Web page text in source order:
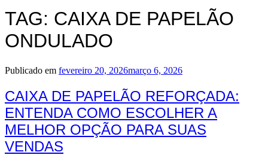
TAG: CAIXA DE PAPELÃO
ONDULADO
Publicado em fevereiro 20, 2026março 6, 2026
CAIXA DE PAPELÃO REFORÇADA:
ENTENDA COMO ESCOLHER A
MELHOR OPÇÃO PARA SUAS
VENDAS